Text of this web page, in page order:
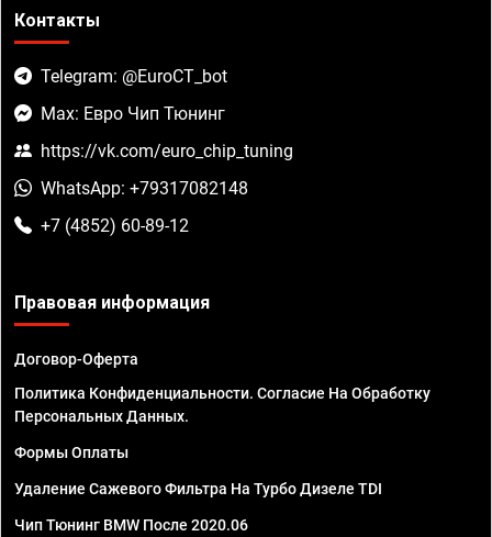
Контакты
Telegram: @EuroCT_bot
Max: Евро Чип Тюнинг
https://vk.com/euro_chip_tuning
WhatsApp: +79317082148
+7 (4852) 60-89-12
Правовая информация
Договор-Оферта
Политика Конфиденциальности. Согласие На Обработку
Персональных Данных.
Формы Оплаты
Удаление Сажевого Фильтра На Турбо Дизеле TDI
Чип Тюнинг BMW После 2020.06